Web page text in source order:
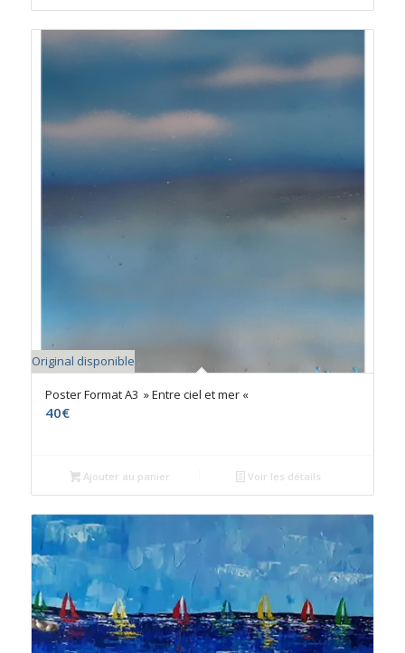
Original disponible
Poster Format A3 » Entre ciel et mer «
40€
Ajouter au panier Voir les détails